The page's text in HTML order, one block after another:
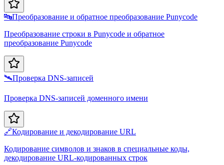
🔤Преобразование и обратное преобразование Punycode
Преобразование строки в Punycode и обратное
преобразование Punycode
🛰️Проверка DNS-записей
Проверка DNS-записей доменного имени
🔗Кодирование и декодирование URL
Кодирование символов и знаков в специальные коды,
декодирование URL-кодированных строк